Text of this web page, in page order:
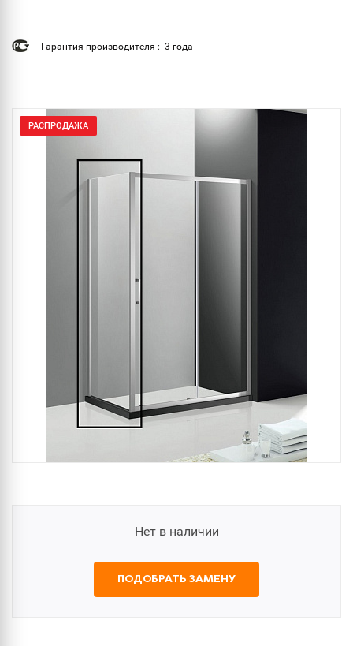
Гарантия производителя : 3 года
РАСПРОДАЖА
Нет в наличии
ПОДОБРАТЬ ЗАМЕНУ